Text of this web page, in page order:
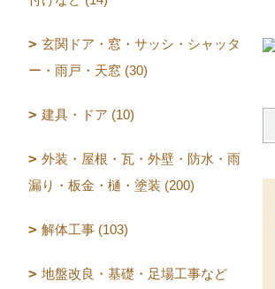
玄関ドア・窓・サッシ・シャッタ
ー・雨戸・天窓 (30)
建具・ドア (10)
外装・屋根・瓦・外壁・防水・雨
漏り・板金・樋・塗装 (200)
解体工事 (103)
地盤改良・基礎・足場工事など